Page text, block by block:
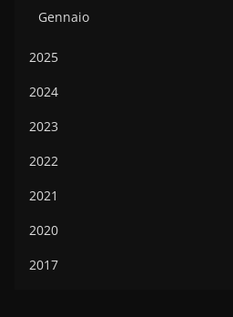
Gennaio
2025
2024
2023
2022
2021
2020
2017